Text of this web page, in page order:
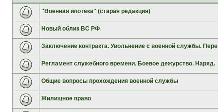
"Военная ипотека" (старая редакция)
Новый облик ВС РФ
Заключение контракта. Увольнение с военной службы.
Регламент служебного времени. Боевое дежурство. Наряд.
Общие вопросы прохождения военной службы
Жилищное право